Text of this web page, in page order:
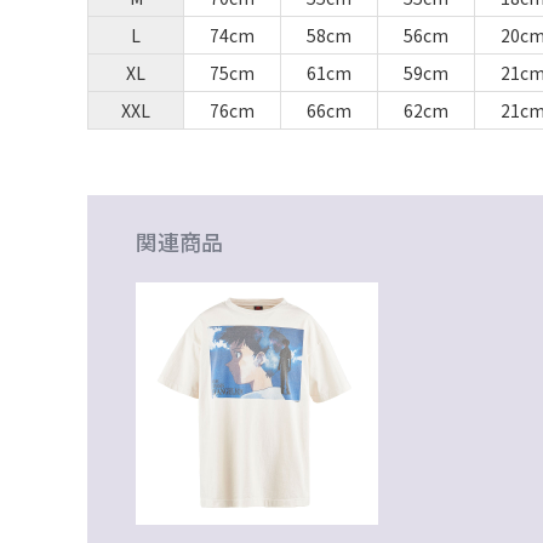
L
74cm 58cm 56cm
20cm
XL
75cm 61cm 59cm
21cm
XXL
76cm 66cm 62cm 21cm
関連商品